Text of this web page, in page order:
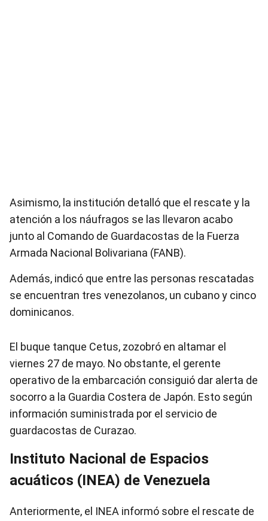
Asimismo, la institución detalló que el rescate y la
atención a los náufragos se las llevaron acabo
junto al Comando de Guardacostas de la Fuerza
Armada Nacional Bolivariana (FANB).
Además, indicó que entre las personas rescatadas
se encuentran tres venezolanos, un cubano y cinco
dominicanos.
El buque tanque Cetus, zozobró en altamar el
viernes 27 de mayo. No obstante, el gerente
operativo de la embarcación consiguió dar alerta de
socorro a la Guardia Costera de Japón. Esto según
información suministrada por el servicio de
guardacostas de Curazao.
Instituto Nacional de Espacios
acuáticos (INEA) de Venezuela
Anteriormente, el INEA informó sobre el rescate de